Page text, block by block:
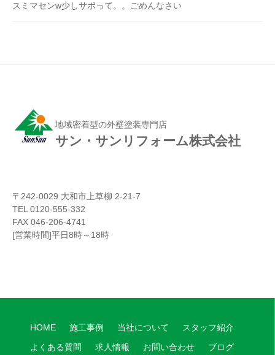
スミマセンw少しサボって。。ごめんなさい
地域密着型の外壁塗装専門店
サン・サンリフォーム株式会社
〒242-0029 大和市上草柳 2-21-7
TEL 0120-555-332
FAX 046-206-4741
[営業時間]平日8時～18時
HOME 施工事例 当社について スタッフ紹介
よくある質問 求人情報 お問い合わせ ブログ